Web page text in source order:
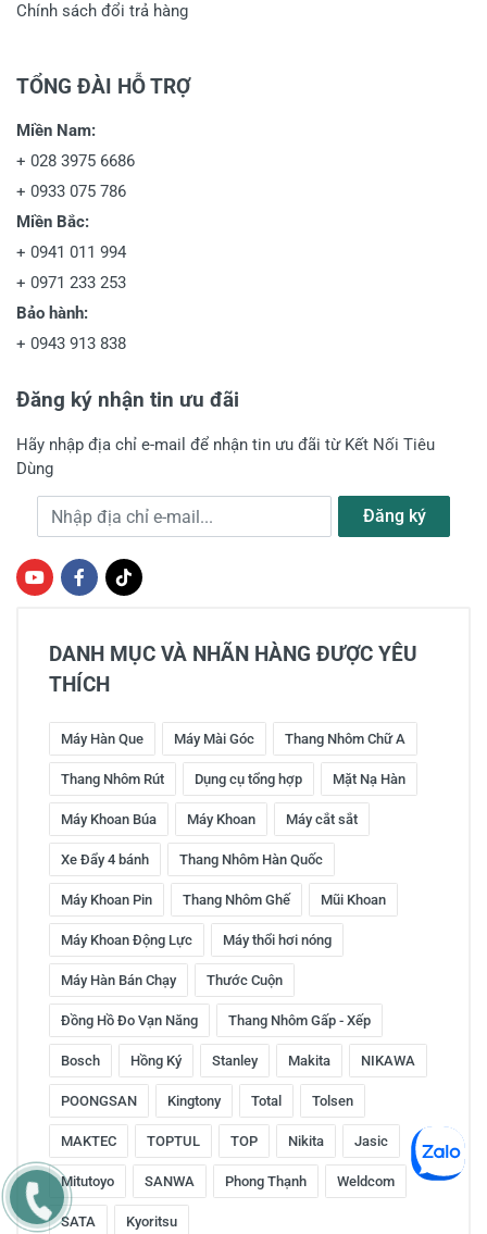
Chính sách đổi trả hàng
TỔNG ĐÀI HỖ TRỢ
Miền Nam:
+ 028 3975 6686
+ 0933 075 786
Miền Bắc:
+ 0941 011 994
+ 0971 233 253
Bảo hành:
+ 0943 913 838
Đăng ký nhận tin ưu đãi
Hãy nhập địa chỉ e-mail để nhận tin ưu đãi từ Kết Nối Tiêu
Dùng
Địa chỉ e-mail Đăng ký
DANH MỤC VÀ NHÃN HÀNG ĐƯỢC YÊU
THÍCH
Máy Hàn Que Máy Mài Góc Thang Nhôm Chữ A
Thang Nhôm Rút Dụng cụ tổng hợp Mặt Nạ Hàn
Máy Khoan Búa Máy Khoan Máy cắt sắt
Xe Đẩy 4 bánh Thang Nhôm Hàn Quốc
Máy Khoan Pin Thang Nhôm Ghế Mũi Khoan
Máy Khoan Động Lực Máy thổi hơi nóng
Máy Hàn Bán Chạy Thước Cuộn
Đồng Hồ Đo Vạn Năng Thang Nhôm Gấp - Xếp
Bosch Hồng Ký Stanley Makita NIKAWA
POONGSAN Kingtony Total Tolsen
MAKTEC TOPTUL TOP Nikita Jasic
Mitutoyo SANWA Phong Thạnh Weldcom
SATA Kyoritsu